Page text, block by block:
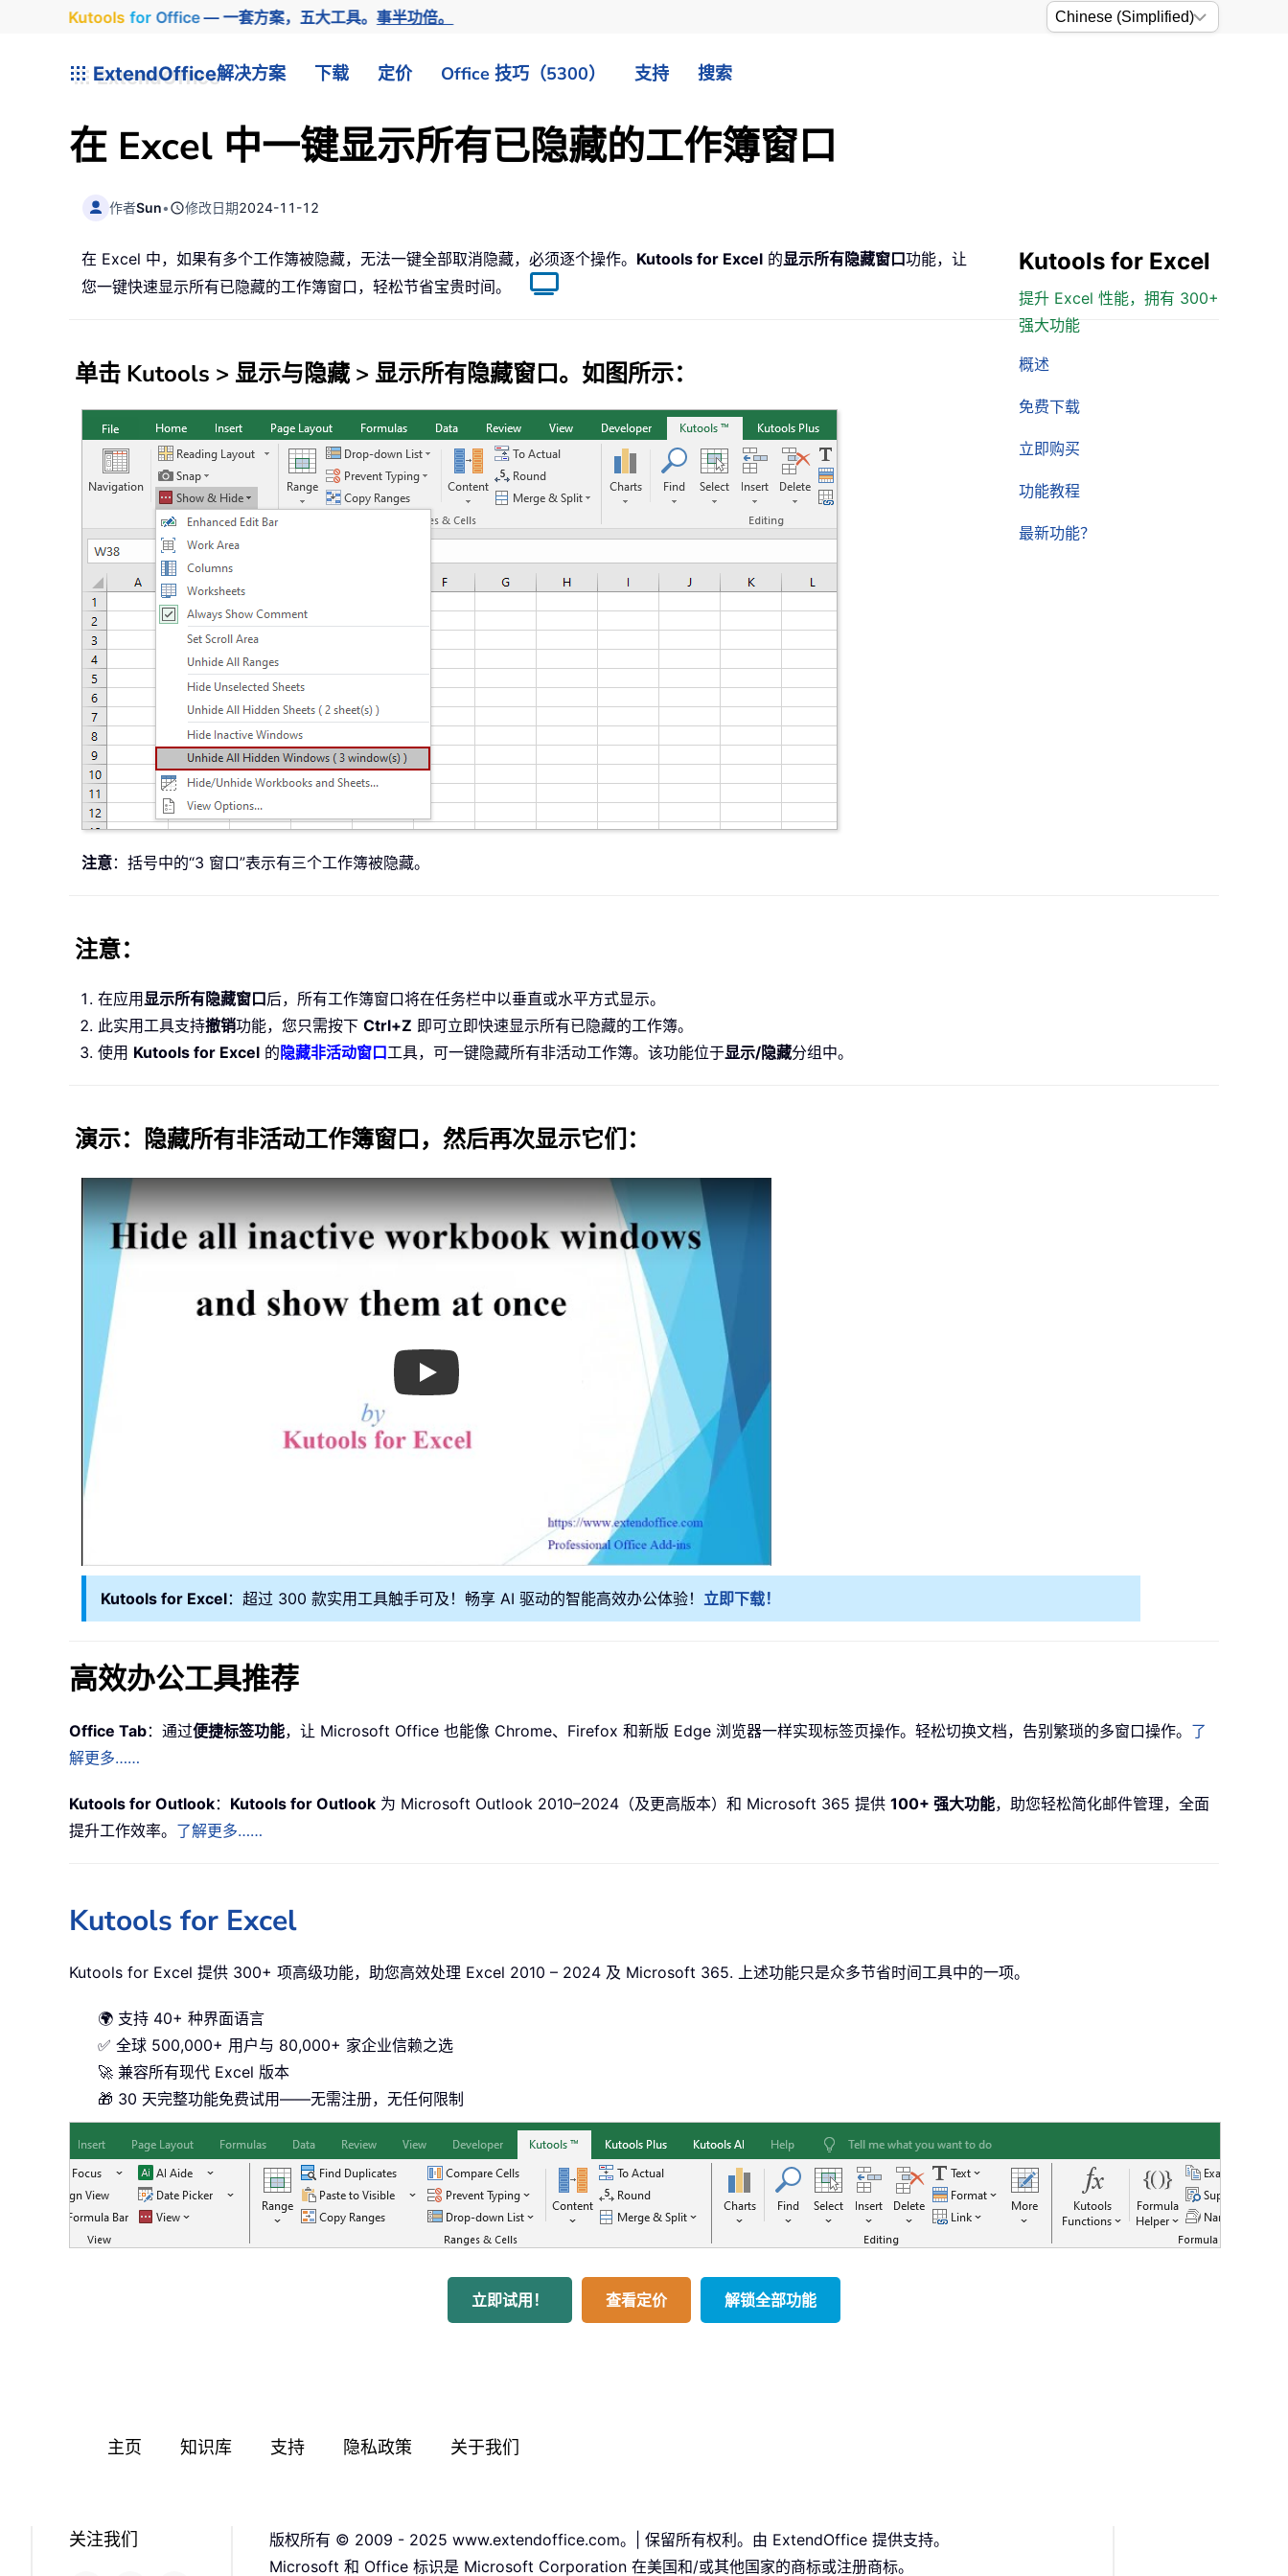
Kutools for Office— 一套方案，五大工具。事半功倍。
ExtendOffice解决方案 下载 定价 Office 技巧（5300） 支持 搜索
在 Excel 中一键显示所有已隐藏的工作簿窗口
作者Sun• 修改日期2024-11-12
Kutools for Excel
提升 Excel 性能，拥有 300+
强大功能
概述
免费下载
立即购买
功能教程
最新功能？
在 Excel 中，如果有多个工作簿被隐藏，无法一键全部取消隐藏，必须逐个操作。 Kutools for Excel 的显示所有隐藏窗口功能，让
您一键快速显示所有已隐藏的工作簿窗口，轻松节省宝贵时间。
单击 Kutools > 显示与隐藏> 显示所有隐藏窗口。如图所示：
注意：括号中的“3 窗口”表示有三个工作簿被隐藏。
注意：
在应用显示所有隐藏窗口后，所有工作簿窗口将在任务栏中以垂直或水平方式显示。
此实用工具支持撤销功能，您只需按下 Ctrl+Z 即可立即快速显示所有已隐藏的工作簿。
使用 Kutools for Excel 的 隐藏非活动窗口工具，可一键隐藏所有非活动工作簿。该功能位于显示/隐藏分组中。
演示：隐藏所有非活动工作簿窗口，然后再次显示它们：
Play
Kutools for Excel：超过 300 款实用工具触手可及！畅享 AI 驱动的智能高效办公体验！ 立即下载！
高效办公工具推荐
Office Tab：通过便捷标签功能，让 Microsoft Office 也能像 Chrome、Firefox 和新版 Edge 浏览器一样实现标签页操作。轻松切换文档，告别繁琐的多窗口操作。 了
解更多……
Kutools for Outlook： Kutools for Outlook 为 Microsoft Outlook 2010–2024（及更高版本）和 Microsoft 365 提供 100+ 强大功能，助您轻松简化邮件管理，全面
提升工作效率。 了解更多……
Kutools for Excel
Kutools for Excel 提供 300+ 项高级功能，助您高效处理 Excel 2010 – 2024 及 Microsoft 365. 上述功能只是众多节省时间工具中的一项。
🌍 支持 40+ 种界面语言
✅ 全球 500,000+ 用户与 80,000+ 家企业信赖之选
🚀 兼容所有现代 Excel 版本
🎁 30 天完整功能免费试用——无需注册，无任何限制
立即试用！ 查看定价 解锁全部功能
主页 知识库 支持 隐私政策 关于我们
关注我们
版权所有 © 2009 - 2025 www.extendoffice.com。| 保留所有权利。由 ExtendOffice 提供支持。
Microsoft 和 Office 标识是 Microsoft Corporation 在美国和/或其他国家的商标或注册商标。